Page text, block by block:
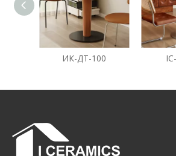
ИК-ДТ-100